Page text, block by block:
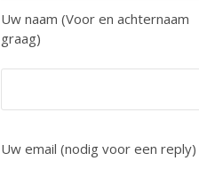
Uw naam (Voor en achternaam
graag)
Uw email (nodig voor een reply)